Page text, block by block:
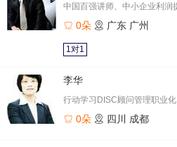
0朵 广东 广州
1对1
李华
行动学习DISC顾问管理职业化
0朵 四川 成都